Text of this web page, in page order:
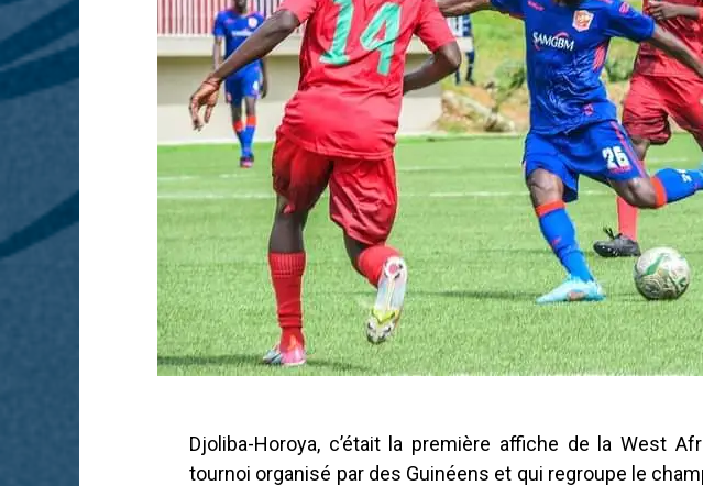
Djoliba-Horoya, c’était la première affiche de la West
tournoi organisé par des Guinéens et qui regroupe le